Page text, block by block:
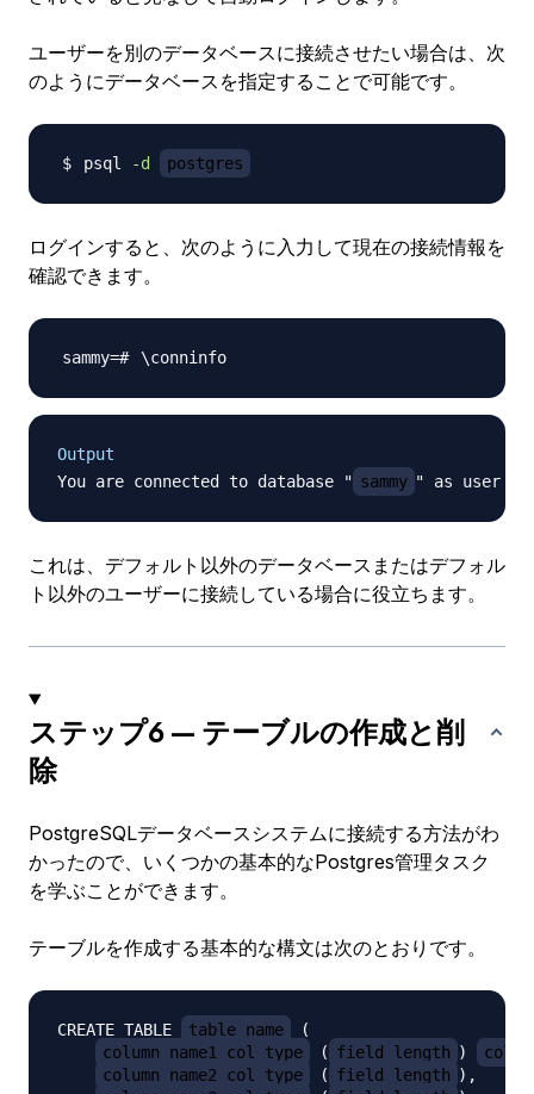
ユーザーを別のデータベースに接続させたい場合は、次
のようにデータベースを指定することで可能です。
psql -d postgres
ログインすると、次のように入力して現在の接続情報を
確認できます。
\
Output
You are connected to database " sammy " as user "
これは、デフォルト以外のデータベースまたはデフォル
ト以外のユーザーに接続している場合に役立ちます。
ステップ6 — テーブルの作成と削
除
PostgreSQLデータベースシステムに接続する方法がわ
かったので、いくつかの基本的なPostgres管理タスク
を学ぶことができます。
テーブルを作成する基本的な構文は次のとおりです。
CREATE TABLE table_name
(
column_name1 col_type
( field_length )
column_name2 col_type
( field_length ),